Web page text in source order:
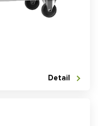
Detail